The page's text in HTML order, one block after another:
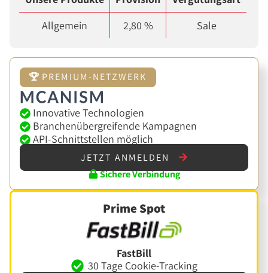
Allgemein
2,80 % Sale
PREMIUM-NETZWERK
Innovative Technologien
Branchenübergreifende Kampagnen
API-Schnittstellen möglich
JETZT ANMELDEN
Sichere Verbindung
Prime Spot
FastBill
30 Tage Cookie-Tracking